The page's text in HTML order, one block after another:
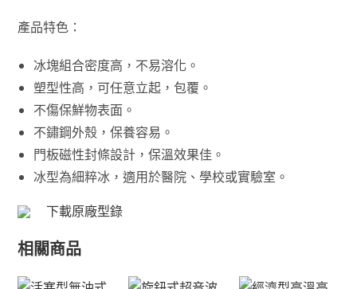
產品特色：
冰塊組合密度高，不易溶化。
塑型性高，可任意立起，包覆。
不傷保鮮物表面。
不鏽鋼外殼，保養容易。
門板磁性封條設計，保溫效果佳。
冰型為細粹冰，適用於醫院、學校或實驗室。
下載原廠型錄
相關商品